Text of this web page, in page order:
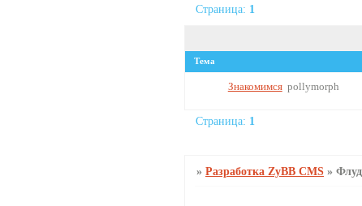
Страница: 1
Тема
Знакомимся pollymorph
Страница: 1
»Разработка ZyBB CMS »Флуд